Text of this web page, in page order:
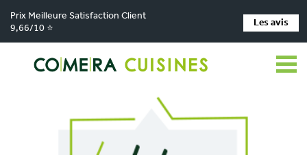
Prix Meilleure Satisfaction Client
9,66/10 ⭐
Les avis